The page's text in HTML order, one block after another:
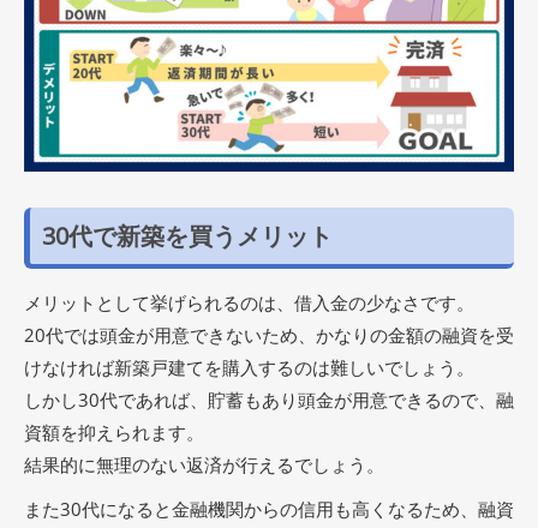
30代で新築を買うメリット
メリットとして挙げられるのは、借入金の少なさです。
20代では頭金が用意できないため、かなりの金額の融資を受
けなければ新築戸建てを購入するのは難しいでしょう。
しかし30代であれば、貯蓄もあり頭金が用意できるので、融
資額を抑えられます。
結果的に無理のない返済が行えるでしょう。
また30代になると金融機関からの信用も高くなるため、融資